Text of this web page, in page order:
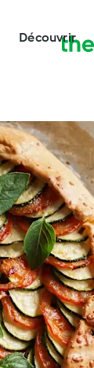
Découvrir